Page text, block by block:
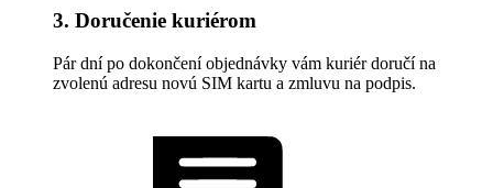
3. Doručenie kuriérom
Pár dní po dokončení objednávky vám kuriér doručí na
zvolenú adresu novú SIM kartu a zmluvu na podpis.